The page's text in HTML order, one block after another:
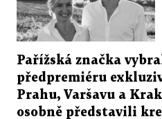
Pařížská značka
předpremiéru
Prahu, Varšavu a
osobně představili